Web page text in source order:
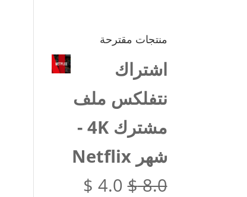
منتجات مقترحة
اشتراك
نتفلكس ملف
مشترك 4K -
شهر Netflix
$8.0
السعر
$ 4.0